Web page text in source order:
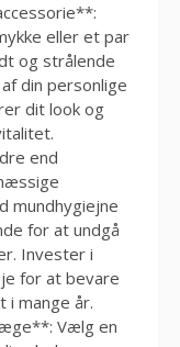
eller et par
og strålende
din personlige
dit look og
end
mundhygiejne
for at undgå
Invester i
for at bevare
i mange år.
Vælg en